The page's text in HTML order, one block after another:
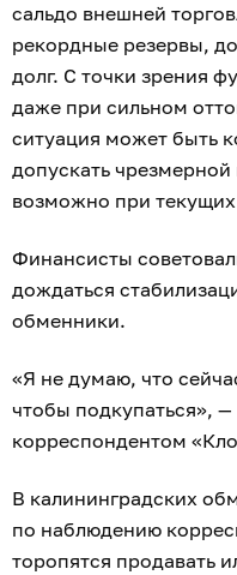
сальдо внешней
рекордные резервы,
долг. С точки зрения
даже при сильном
ситуация может быть
допускать
возможно при
Финансисты
дождаться
обменники.
«Я не думаю, что
чтобы подкупаться», —
корреспондентом
В калининградских
по наблюдению
торопятся продавать